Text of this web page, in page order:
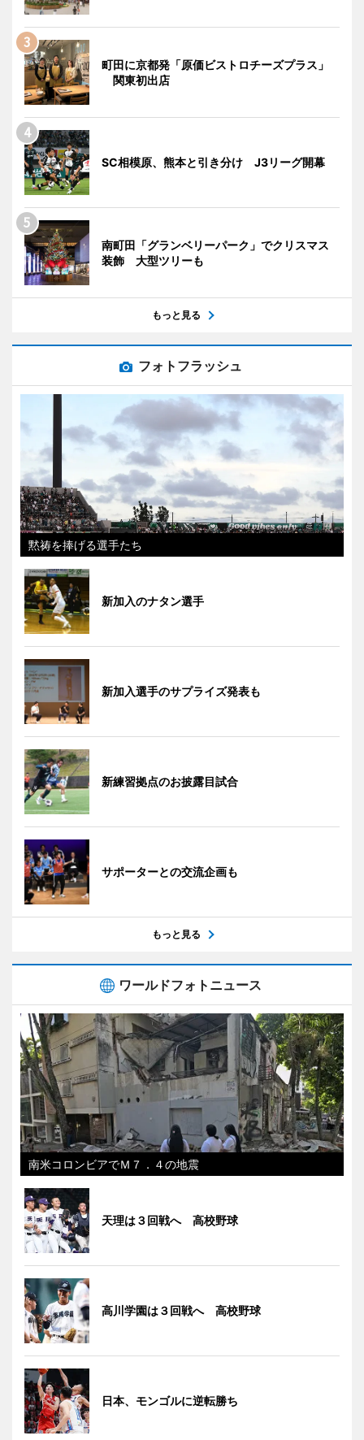
町田に京都発「原価ビストロチーズプラス」
関東初出店
SC相模原、熊本と引き分け J3リーグ開幕
南町田「グランベリーパーク」でクリスマス
装飾 大型ツリーも
もっと見る
フォトフラッシュ
黙祷を捧げる選手たち
新加入のナタン選手
新加入選手のサプライズ発表も
新練習拠点のお披露目試合
サポーターとの交流企画も
もっと見る
ワールドフォトニュース
南米コロンビアでＭ７．４の地震
天理は３回戦へ 高校野球
高川学園は３回戦へ 高校野球
日本、モンゴルに逆転勝ち